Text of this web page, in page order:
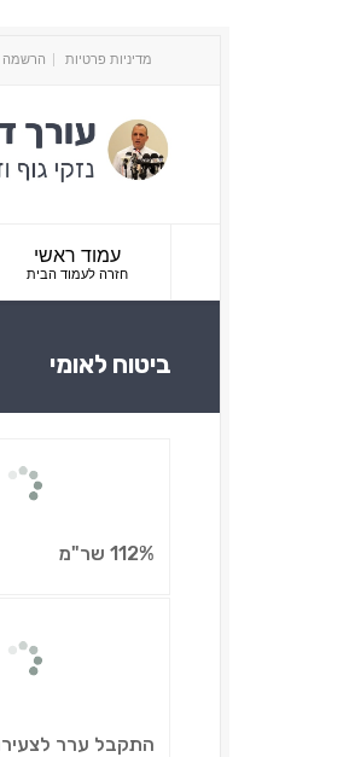
מדיניות פרטיות הרשמה
עמוד ראשי
חזרה לעמוד הבית
ביטוח לאומי
112% שר"מ
התקבל ערר לצעירה 29/6/